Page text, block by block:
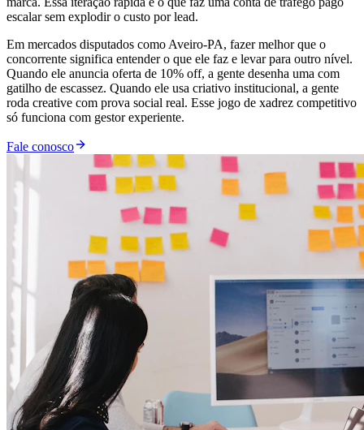
escalar sem explodir o custo por lead.
Em mercados disputados como Aveiro-PA, fazer melhor que o
concorrente significa entender o que ele faz e levar para outro nível.
Quando ele anuncia oferta de 10% off, a gente desenha uma com
gatilho de escassez. Quando ele usa criativo institucional, a gente
roda creative com prova social real. Esse jogo de xadrez competitivo
só funciona com gestor experiente.
Fale conosco